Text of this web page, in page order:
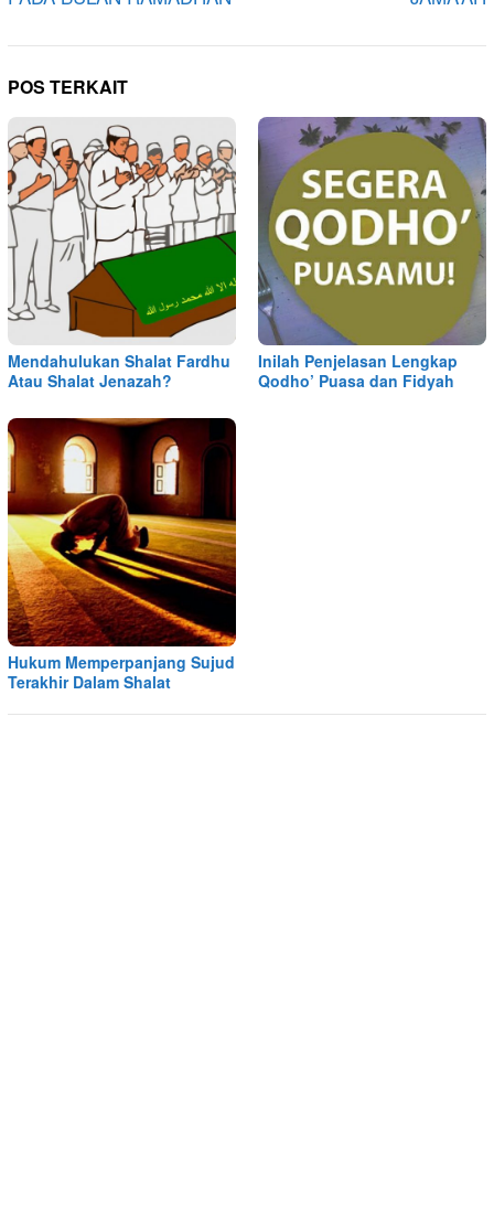
POS TERKAIT
Mendahulukan Shalat Fardhu
Atau Shalat Jenazah?
Inilah Penjelasan Lengkap
Qodho’ Puasa dan Fidyah
Hukum Memperpanjang Sujud
Terakhir Dalam Shalat